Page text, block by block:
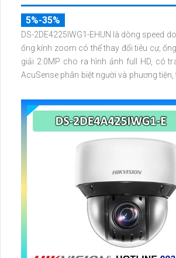
5%-35%
DS-2DE4225IWG1-EHUN là dòng speed
ống kính zoom có thể thay đổi tiêu cự,
giải 2.0MP cho ra hình ảnh full HD, có
AcuSense phân biệt người và phương tiện,
100m